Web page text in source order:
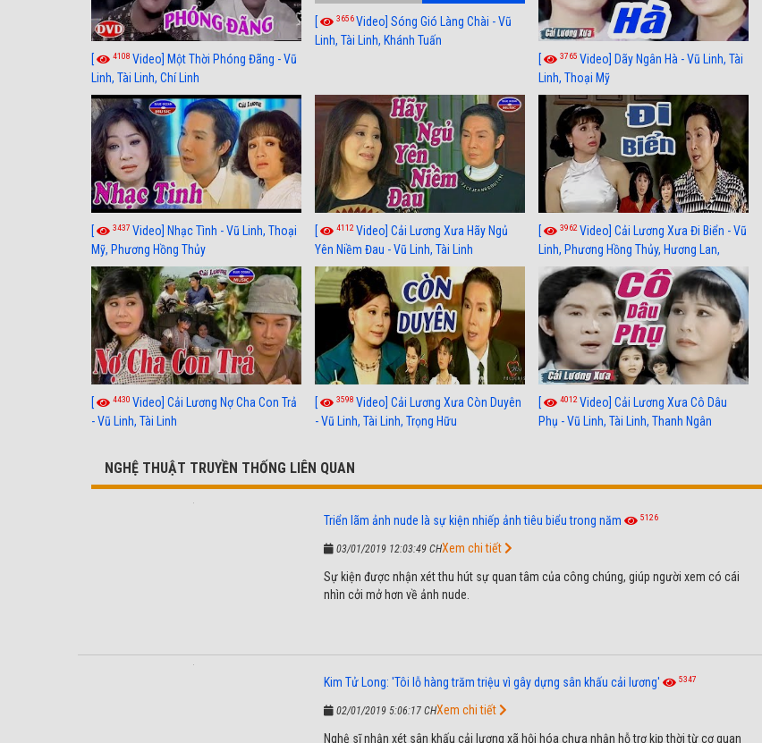
[ 4108 Video] Một Thời Phóng Đãng - Vũ
Linh, Tài Linh, Chí Linh
[ 3656Video] Sóng Gió Làng Chài - Vũ
Linh, Tài Linh, Khánh Tuấn
[
3765 Video] Dãy Ngân Hà - Vũ Linh, Tài
Linh, Thoại Mỹ
[ 3437 Video] Nhạc Tình - Vũ Linh, Thoại
Mỹ, Phương Hồng Thủy
[ 4112 Video] Cải Lương Xưa Hãy Ngủ
Yên Niềm Đau - Vũ Linh, Tài Linh
[ 3962 Video] Cải Lương Xưa Đi Biển - Vũ
Linh, Phương Hồng Thủy, Hương Lan,
Thanh Hằng
[ 4430 Video] Cải Lương Nợ Cha Con Trả
- Vũ Linh, Tài Linh
[ 3598 Video] Cải Lương Xưa Còn Duyên
- Vũ Linh, Tài Linh, Trọng Hữu
[ 4012Video] Cải Lương Xưa Cô Dâu
Phụ - Vũ Linh, Tài Linh, Thanh Ngân
NGHỆ THUẬT TRUYỀN THỐNG LIÊN QUAN
Triển lãm ảnh nude là sự kiện nhiếp ảnh tiêu biểu trong năm 5126
03/01/2019 12:03:49 CH
Sự kiện được nhận xét thu hút sự quan tâm của công chúng, giúp người xem có cái
nhìn cởi mở hơn về ảnh nude.
Xem chi tiết
Kim Tử Long: 'Tôi lỗ hàng trăm triệu vì gây dựng sân khấu cải lương' 5347
02/01/2019 5:06:17 CH
Nghệ sĩ nhận xét sân khấu cải lương xã hội hóa chưa nhận hỗ trợ kịp thời từ cơ quan
Xem chi tiết